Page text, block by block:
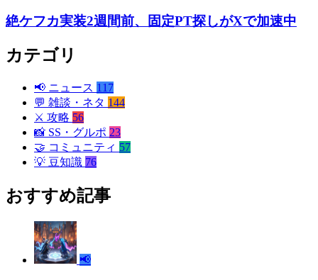
絶ケフカ実装2週間前、固定PT探しがXで加速中
カテゴリ
📢 ニュース 117
💬 雑談・ネタ 144
⚔️ 攻略 56
📸 SS・グルポ 23
🤝 コミュニティ 57
💡 豆知識 76
おすすめ記事
📢